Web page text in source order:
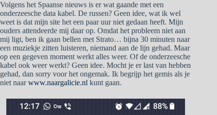
Volgens het Spaanse nieuws is er wat gaande met een
onderzeesche data kabel. De russen? Geen idee, wat ik wel
weet is dat mijn site het een paar uur niet gedaan heeft. Mijn
ouders attendeerde mij daar op. Omdat het probleem niet aan
mij ligt, ben ik gaan bellen met Strato… bijna 30 minuten naar
een muziekje zitten luisteren, niemand aan de lijn gehad. Maar
op een gegeven moment werkt alles weer. Of de onderzeesche
kabel ook weer werkt? Geen idee. Mocht je er last van hebben
gehad, dan sorry voor het ongemak. Ik begrijp het gemis als je
niet naarwww.naargalicie.nl kunt gaan.